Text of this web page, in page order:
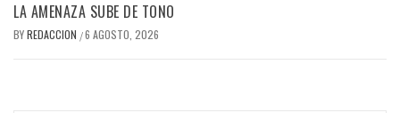
LA AMENAZA SUBE DE TONO
BYREDACCION /6 AGOSTO, 2026